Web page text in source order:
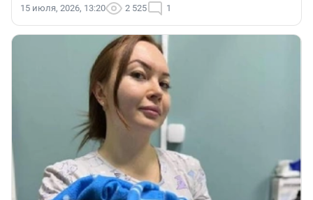
15 июля, 2026, 13:20 2 525 1